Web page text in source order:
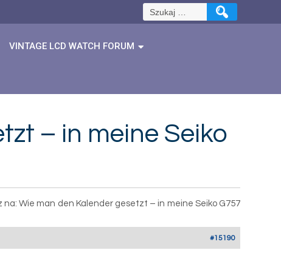
Szukaj:
VINTAGE LCD WATCH FORUM
– in meine Seiko
na: Wie man den Kalender gesetzt – in meine Seiko G757
#15190